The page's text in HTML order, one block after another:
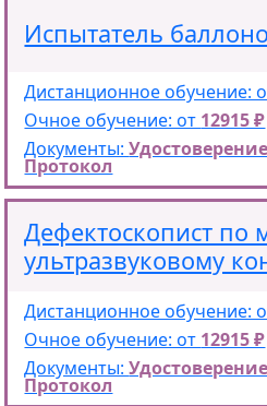
Испытатель
Дистанционное обучение:
Очное обучение: от 12915 ₽
Документы:
Протокол
Дефектоскопист по
ультразвуковому
Дистанционное обучение:
Очное обучение: от 12915 ₽
Документы:
Протокол